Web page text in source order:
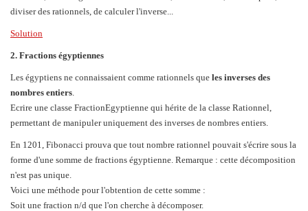
diviser des rationnels, de calculer l'inverse...
Solution
2. Fractions égyptiennes
Les égyptiens ne connaissaient comme rationnels que les inverses des
nombres entiers.
Ecrire une classe FractionEgyptienne qui hérite de la classe Rationnel,
permettant de manipuler uniquement des inverses de nombres entiers.
En 1201, Fibonacci prouva que tout nombre rationnel pouvait s'écrire sous la
forme d'une somme de fractions égyptienne. Remarque : cette décomposition
n'est pas unique.
Voici une méthode pour l'obtention de cette somme :
Soit une fraction n/d que l'on cherche à décomposer.